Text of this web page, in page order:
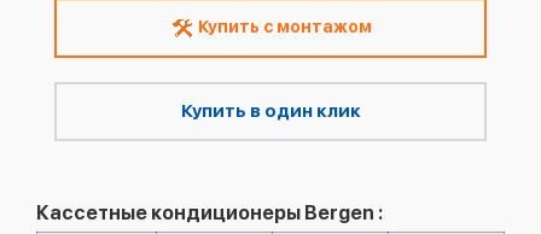
Купить с монтажом
Купить в один клик
Кассетные кондиционеры Bergen :